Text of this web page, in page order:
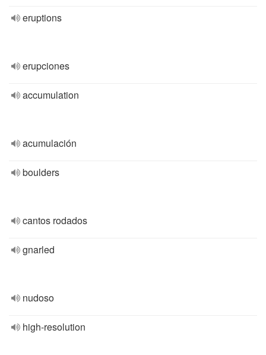
eruptions
erupciones
accumulation
acumulación
boulders
cantos rodados
gnarled
nudoso
high-resolution